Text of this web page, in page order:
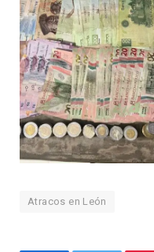
Atracos en León